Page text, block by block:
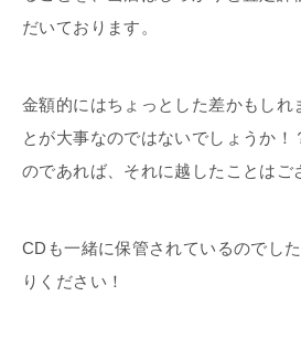
だいております。
金額的にはちょっとした差かもしれ
とが大事なのではないでしょうか！
のであれば、それに越したことはご
CDも一緒に保管されているのでし
りください！